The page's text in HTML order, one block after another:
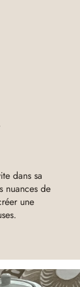
dans sa
nuances de
une